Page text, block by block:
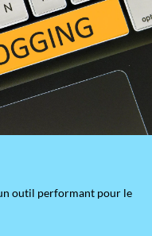
un outil performant pour le